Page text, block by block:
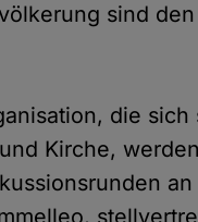
sind
die
Kirche,